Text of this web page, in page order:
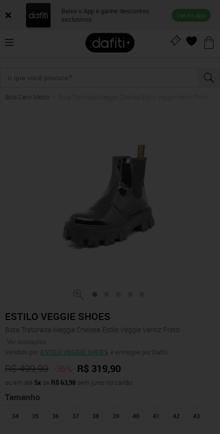
Baixe o App e ganhe descontos
exclusivos
Ver no app
Bota Cano Médio
ESTILO VEGGIE SHOES
Bota Tratorada Meggie Chelsea Estilo Veggie Verniz Preto
Ver avaliações
Vendido por ESTILO VEGGIE SHOES e entregue por Dafiti
R$ 499,90 -36% R$ 319,90
ou em até 5x de R$ 63,98 sem juros no cartão
Tamanho
34 35 36 37 38 39 40 41 42 43